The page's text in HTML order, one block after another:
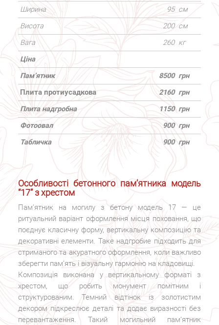
Ширина
95 см
Висота
200 см
Вага
260 кг
Ціна
Пам’ятник
8500 грн
Плита протиусадкова
2160 грн
Плита надгробна
1150 грн
Фотоовал
900 грн
Табличка
900 грн
Особливості бетонного пам’ятника модель
“17” з хрестом
Пам’ятник на могилу з бетону модель 17 — це
ритуальний варіант оформлення місця поховання, що
поєднує класичну форму, вертикальну композицію та
декоративні елементи. Таке надгробие підходить для
стриманого та акуратного оформлення, коли важливо
зберегти пам’ять і візуальну гармонію на кладовищі.
Композиція виконана у вертикальному форматі з
хрестом, що робить монумент помітним і
структурованим. Темний відтінок із золотистим
декором підкреслює деталі та додає виразності без
перевантаження. Такий могильний пам’ятник